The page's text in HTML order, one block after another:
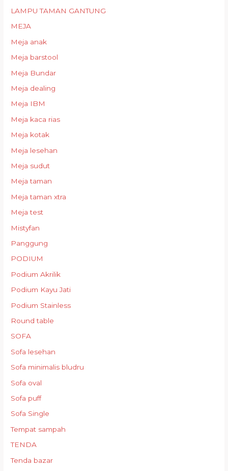
LAMPU TAMAN GANTUNG
MEJA
Meja anak
Meja barstool
Meja Bundar
Meja dealing
Meja IBM
Meja kaca rias
Meja kotak
Meja lesehan
Meja sudut
Meja taman
Meja taman xtra
Meja test
Mistyfan
Panggung
PODIUM
Podium Akrilik
Podium Kayu Jati
Podium Stainless
Round table
SOFA
Sofa lesehan
Sofa minimalis bludru
Sofa oval
Sofa puff
Sofa Single
Tempat sampah
TENDA
Tenda bazar